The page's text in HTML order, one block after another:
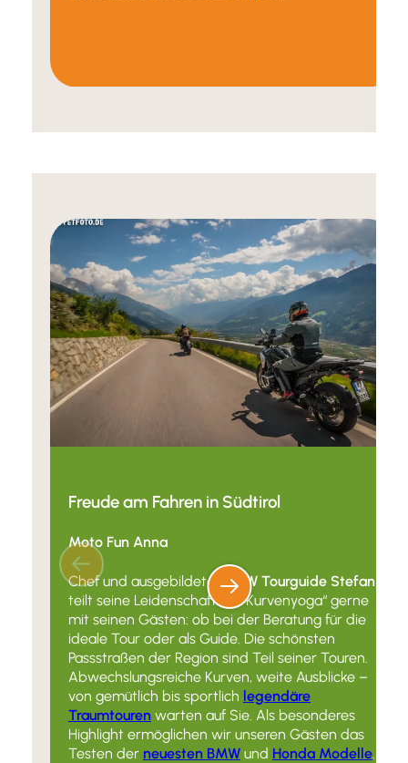
Freude am Fahren in Südtirol
Moto Fun Anna
Chef und ausgebildeter
BMW Tourguide Stefan
teilt seine Leidenschaft für “Kurvenyoga“ gerne
mit seinen Gästen: ob bei der Beratung für die
ideale Tour oder als Guide. Die schönsten
Passstraßen der Region sind Teil seiner Touren.
Abwechslungsreiche Kurven, weite Ausblicke –
von gemütlich bis sportlich legendäre
Traumtourenwarten auf Sie. Als besonderes
Highlight ermöglichen wir unseren Gästen das
Testen der neuesten BMWund Honda Modelle.